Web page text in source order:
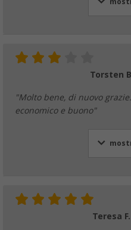
Torsten
"Molto bene, di nuovo
economico e buono"
Teresa F.